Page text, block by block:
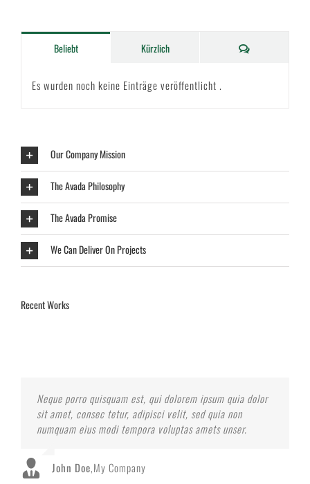
Beliebt Kürzlich Kommentare
Es wurden noch keine Einträge veröffentlicht .
Our Company Mission
The Avada Philosophy
The Avada Promise
We Can Deliver On Projects
Recent Works
Neque porro quisquam est, qui dolorem ipsum quia dolor
sit amet, consec tetur, adipisci velit, sed quia non
numquam eius modi tempora voluptas amets unser.
John Doe,My Company
Aliquam erat volutpat. Quisque at est id ligula facilisis
laoreet eget pulvinar nibh. Suspendisse at ultrices dui.
Curabitur ac felis arcu sadips ipsums fugiats nemis.
Luke Beck,Theme Fusion